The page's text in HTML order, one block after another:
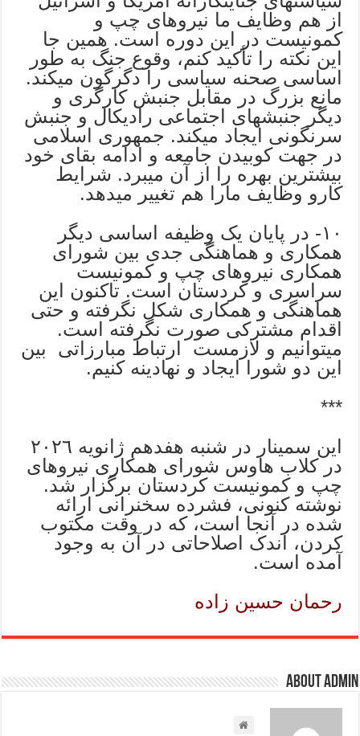
از هم وظایف ما نیروهای چپ و
کمونیست در این دوره است. همین جا
این نکته را تأکید کنم، وقوع جنگ به طور
اساسی صحنه سیاسی را دگرگون میکند.
مانع بزرگ در مقابل جنبش کارگری و
دیگر جنبشهای اجتماعی رادیکال و جنبش
سرنگونی ایجاد میکند. جمهوری اسلامی
در جهت کوبیدن جامعه و ادامه بقای خود
بیشترین بهره را از آن میبرد. شرایط
کارو وظایف مارا هم تغییر میدهد.
١٠- در پایان یک وظیفه اساسی دیگر
همکاری و هماهنگی جدی بین شورای
همکاری نیروهای چپ و کمونیست
سراسری و کردستان است. تاکنون این
هماهنگی و همکاری شکل نگرفته و حتی
اقدام مشترکی صورت نگرفته است.
میتوانیم و لازمست ارتباط مبارزاتی بین
این دو شورا ایجاد و نهادینه کنیم.
***
این سمینار در شنبه هفدهم ژانویه ٢٠٢٦
در کلاب هاوس شورای همکاری نیروهای
چپ و کمونیست کردستان برگزار شد.
نوشته کنونی، فشرده سخنرانی ارائه
شده در آنجا است، که در وقت مکتوب
کردن، اندک اصلاحاتی در آن به وجود
آمده است.
رحمان حسین زاده
About admin